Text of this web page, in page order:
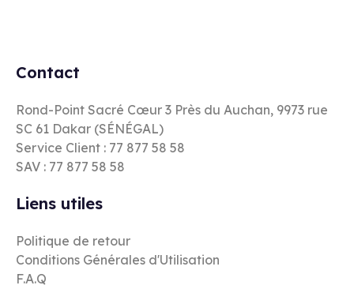
Contact
Rond-Point Sacré Cœur 3 Près du Auchan, 9973 rue
SC 61 Dakar (SÉNÉGAL)
Service Client : 77 877 58 58
SAV : 77 877 58 58
Liens utiles
Politique de retour
Conditions Générales d'Utilisation
F.A.Q